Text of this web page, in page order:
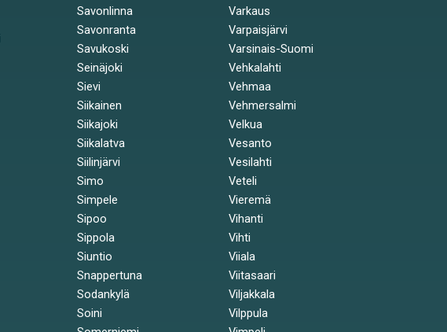
Savonlinna
Savonranta
Savukoski
Seinäjoki
Sievi
Siikainen
Siikajoki
Siikalatva
Siilinjärvi
Simo
Simpele
Sipoo
Sippola
Siuntio
Snappertuna
Sodankylä
Soini
Varkaus
Varpaisjärvi
Varsinais-Suomi
Vehkalahti
Vehmaa
Vehmersalmi
Velkua
Vesanto
Vesilahti
Veteli
Vieremä
Vihanti
Vihti
Viiala
Viitasaari
Viljakkala
Vilppula